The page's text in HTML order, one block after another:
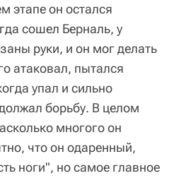
этапе он остался
сошел Берналь, у
руки, и он мог делать
атаковал, пытался
упал и сильно
борьбу. В целом
многого он
что он одаренный,
ноги", но самое главное